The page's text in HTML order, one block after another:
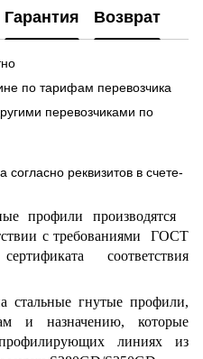
Гарантия Возврат
по тарифам перевозчика
перевозчиками по
реквизитов в счете-
профили производятся
с требованиями ГОСТ
соответствия
стальные гнутые профили,
и назначению, которые
линиях из